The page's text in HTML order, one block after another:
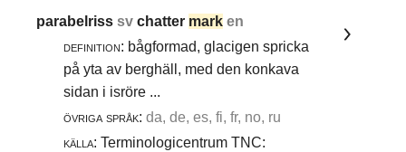
parabelrisssvchatter mark en
definition: bågformad, glacigen spricka
på yta av berghäll, med den konkava
sidan i isröre ...
övriga språk: da, de, es, fi, fr, no, ru
källa: Terminologicentrum TNC: